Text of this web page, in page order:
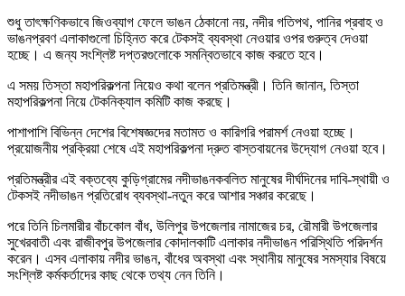
শুধু তাৎক্ষণিকভাবে জিওব্যাগ ফেলে ভাঙন ঠেকানো নয়, নদীর গতিপথ, পানির প্রবাহ ও
ভাঙনপ্রবণ এলাকাগুলো চিহ্নিত করে টেকসই ব্যবস্থা নেওয়ার ওপর গুরুত্ব দেওয়া
হচ্ছে। এ জন্য সংশ্লিষ্ট দপ্তরগুলোকে সমন্বিতভাবে কাজ করতে হবে।
এ সময় তিস্তা মহাপরিকল্পনা নিয়েও কথা বলেন প্রতিমন্ত্রী। তিনি জানান, তিস্তা
মহাপরিকল্পনা নিয়ে টেকনিক্যাল কমিটি কাজ করছে।
পাশাপাশি বিভিন্ন দেশের বিশেষজ্ঞদের মতামত ও কারিগরি পরামর্শ নেওয়া হচ্ছে।
প্রয়োজনীয় প্রক্রিয়া শেষে এই মহাপরিকল্পনা দ্রুত বাস্তবায়নের উদ্যোগ নেওয়া হবে।
প্রতিমন্ত্রীর এই বক্তব্যে কুড়িগ্রামের নদীভাঙনকবলিত মানুষের দীর্ঘদিনের দাবি-স্থায়ী ও
টেকসই নদীভাঙন প্রতিরোধ ব্যবস্থা-নতুন করে আশার সঞ্চার করেছে।
পরে তিনি চিলমারীর বাঁচকোল বাঁধ, উলিপুর উপজেলার নামাজের চর, রৌমারী উপজেলার
সুখেরবাতী এবং রাজীবপুর উপজেলার কোদালকাটি এলাকার নদীভাঙন পরিস্থিতি পরিদর্শন
করেন। এসব এলাকায় নদীর ভাঙন, বাঁধের অবস্থা এবং স্থানীয় মানুষের সমস্যার বিষয়ে
সংশ্লিষ্ট কর্মকর্তাদের কাছ থেকে তথ্য নেন তিনি।